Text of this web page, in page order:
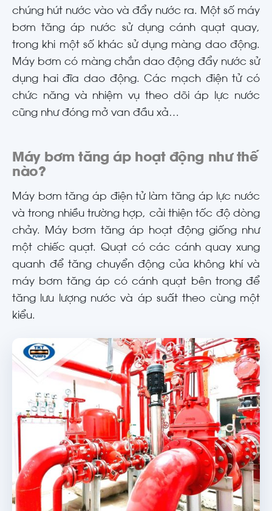
chúng hút nước vào và đẩy nước ra. Một số máy
bơm tăng áp nước sử dụng cánh quạt quay,
trong khi một số khác sử dụng màng dao động.
Máy bơm có màng chắn dao động đẩy nước sử
dụng hai đĩa dao động. Các mạch điện tử có
chức năng và nhiệm vụ theo dõi áp lực nước
cũng như đóng mở van đầu xả…
Máy bơm tăng áp hoạt động như thế
nào?
Máy bơm tăng áp điện tử làm tăng áp lực nước
và trong nhiều trường hợp, cải thiện tốc độ dòng
chảy. Máy bơm tăng áp hoạt động giống như
một chiếc quạt. Quạt có các cánh quay xung
quanh để tăng chuyển động của không khí và
máy bơm tăng áp có cánh quạt bên trong để
tăng lưu lượng nước và áp suất theo cùng một
kiểu.